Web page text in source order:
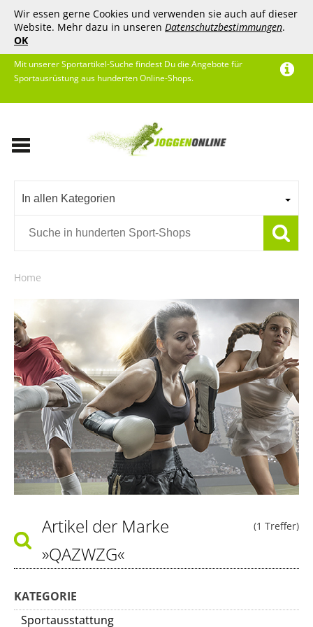
Wir essen gerne Cookies und verwenden sie auch auf dieser
Website. Mehr dazu in unseren Datenschutzbestimmungen.
OK
Mit unserer Sportartikel-Suche findest Du die Angebote für
Sportausrüstung aus hunderten Online-Shops.
In allen Kategorien
Home
(1 Treffer)
Artikel der Marke
»QAZWZG«
KATEGORIE
Sportausstattung